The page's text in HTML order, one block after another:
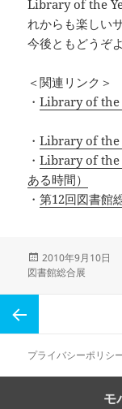
Library of the
れからも楽しい
今後ともどうぞ
＜関連リンク＞
・Library of the
・Library of the
・Library of the
ある時間）
・第12回図書館
投
稿
2010年9月10日
図書館総合展
ー
前のペプライバシーポリシ
モ